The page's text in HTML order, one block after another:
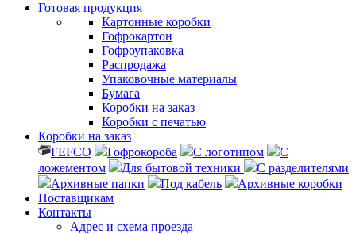
Готовая продукция
Картонные коробки
Гофрокартон
Гофроупаковка
Распродажа
Упаковочные материалы
Бумага
Коробки на заказ
Коробки с печатью
Коробки на заказ
FEFCO
Гофрокороба С логотипом
С
ложементом
Для бытовой техники
С разделителями
Архивные папки
Под кабель
Архивные коробки
Поставщикам
Контакты
Адрес и схема проезда